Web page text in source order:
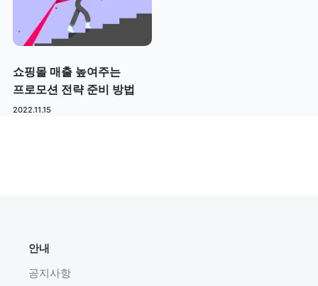
쇼핑몰 매출 높여주는
프로모션 전략 준비 방법
2022.11.15
안내
공지사항